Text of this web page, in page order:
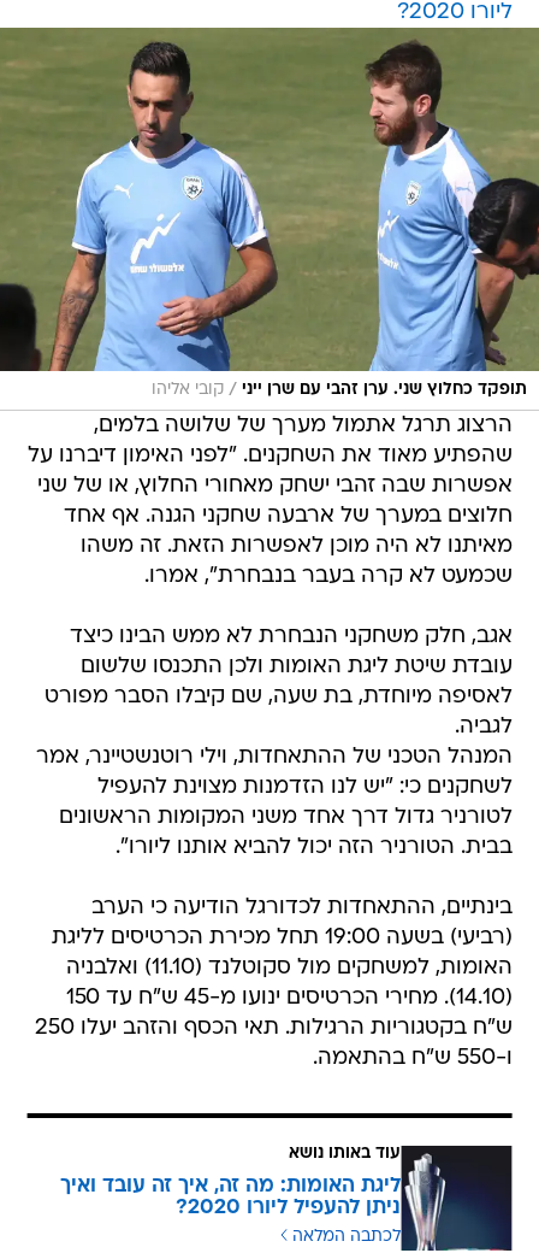
ליורו 2020?
תופקד כחלוץ שני. ערן זהבי עם שרן ייני / קובי אליהו
הרצוג תרגל אתמול מערך של שלושה בלמים,
שהפתיע מאוד את השחקנים. "לפני האימון דיברנו על
אפשרות שבה זהבי ישחק מאחורי החלוץ, או של שני
חלוצים במערך של ארבעה שחקני הגנה. אף אחד
מאיתנו לא היה מוכן לאפשרות הזאת. זה משהו
שכמעט לא קרה בעבר בנבחרת", אמרו.
אגב, חלק משחקני הנבחרת לא ממש הבינו כיצד
עובדת שיטת ליגת האומות ולכן התכנסו שלשום
לאסיפה מיוחדת, בת שעה, שם קיבלו הסבר מפורט
לגביה.
המנהל הטכני של ההתאחדות, וילי רוטנשטיינר, אמר
לשחקנים כי: "יש לנו הזדמנות מצוינת להעפיל
לטורניר גדול דרך אחד משני המקומות הראשונים
בבית. הטורניר הזה יכול להביא אותנו ליורו".
בינתיים, ההתאחדות לכדורגל הודיעה כי הערב
(רביעי) בשעה 19:00 תחל מכירת הכרטיסים לליגת
האומות, למשחקים מול סקוטלנד (11.10) ואלבניה
(14.10). מחירי הכרטיסים ינועו מ-45 ש"ח עד 150
ש"ח בקטגוריות הרגילות. תאי הכסף והזהב יעלו 250
ו-550 ש"ח בהתאמה.
עוד באותו נושא
ליגת האומות: מה זה, איך זה עובד ואיך
ניתן להעפיל ליורו 2020?
לכתבה המלאה